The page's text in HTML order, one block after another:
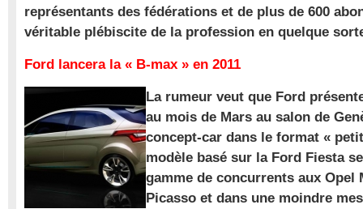
représentants des fédérations et de plus de 600
véritable plébiscite de la profession en quelque
Ford lancera la « B-max » en 2011
La rumeur veut que Ford
au mois de Mars au salon de
concept-car dans le format «
modèle basé sur la Ford Fiesta
gamme de concurrents aux Opel
Picasso et dans une moindre